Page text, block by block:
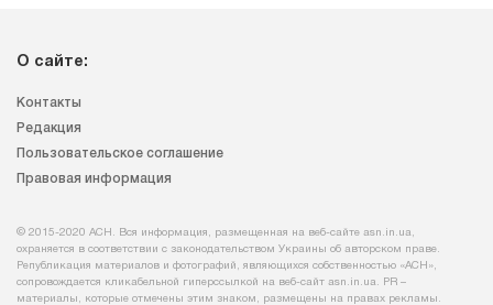
О сайте:
Контакты
Редакция
Пользовательское соглашение
Правовая информация
© 2015-2020 АСН. Вся информация, размещенная на веб-сайте asn.in.ua,
охраняется в соответствии с законодательством Украины об авторском праве.
Републикация материалов и фотографий, являющихся собственностью «АСН»,
сопровождается кликабельной гиперссылкой на веб-сайт asn.іn.ua. PR –
материалы, которые отмечены этим знаком, размещены на правах рекламы.